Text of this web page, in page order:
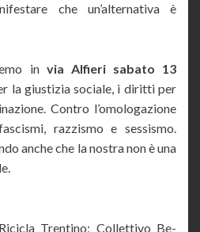
che un’alternativa è
in via Alfieri sabato 13
la giustizia sociale, i diritti per
Contro l’omologazione
razzismo e sessismo.
anche che la nostra non è una
Trentino; Collettivo Be-